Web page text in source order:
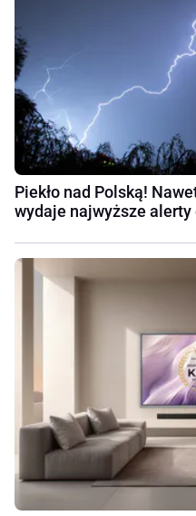
Piekło nad Polską!
wydaje najwyższe alerty